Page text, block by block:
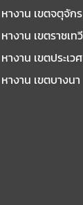
หางาน เขตจตุจักร
หางาน เขตราชเทวี
หางาน เขตประเวศ
หางาน เขตบางนา